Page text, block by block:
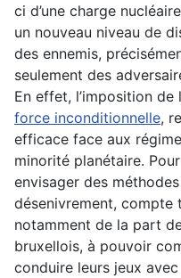
ci d’une charge
un nouveau niveau de
des ennemis,
seulement des
En effet, l’imposition de
force inconditionnelle,
efficace face aux
minorité planétaire.
envisager des
désenivrement, compte
notamment de la part
bruxellois, à pouvoir
conduire leurs jeux